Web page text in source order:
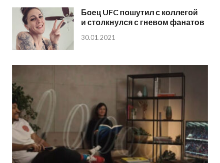
Боец UFC пошутил с коллегой
и столкнулся с гневом фанатов
30.01.2021